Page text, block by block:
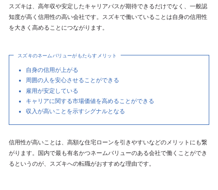
スズキは、高年収や安定したキャリアパスが期待できるだけでなく、一般認
知度が高く信用性の高い会社です。スズキで働いていることは自身の信用性
を大きく高めることにつながります。
スズキのネームバリューがもたらすメリット
自身の信用が上がる
周囲の人を安心させることができる
雇用が安定している
キャリアに関する市場価値を高めることができる
収入が高いことを示すシグナルとなる
信用性が高いことは、高額な住宅ローンを引きやすいなどのメリットにも繋
がります。国内で最も有名かつネームバリューのある会社で働くことができ
るというのが、スズキへの転職がおすすめな理由です。